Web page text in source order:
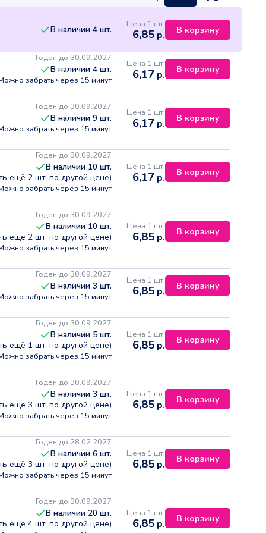
В наличии 4 шт. Цена 1 шт.
6,85 р. В корзину
Годен до 30.09.2027
В наличии 4 шт.
забрать через 15 минут
Цена 1 шт.
6,17 р. В корзину
Годен до 30.09.2027
В наличии 9 шт.
забрать через 15 минут
Цена 1 шт.
6,17 р. В корзину
Годен до 30.09.2027
В наличии 10 шт.
ещё 2 шт. по другой цене)
забрать через 15 минут
Цена 1 шт.
6,17 р. В корзину
Годен до 30.09.2027
В наличии 10 шт.
ещё 2 шт. по другой цене)
забрать через 15 минут
Цена 1 шт.
6,85 р. В корзину
Годен до 30.09.2027
В наличии 3 шт.
забрать через 15 минут
Цена 1 шт.
6,85 р. В корзину
Годен до 30.09.2027
В наличии 5 шт.
ещё 1 шт. по другой цене)
забрать через 15 минут
Цена 1 шт.
6,85 р. В корзину
Годен до 30.09.2027
В наличии 3 шт.
ещё 3 шт. по другой цене)
забрать через 15 минут
Цена 1 шт.
6,85 р. В корзину
Годен до 28.02.2027
В наличии 6 шт.
ещё 3 шт. по другой цене)
забрать через 15 минут
Цена 1 шт.
6,85 р. В корзину
Годен до 30.09.2027
В наличии 20 шт.
ещё 4 шт. по другой цене)
Цена 1 шт.
6,85 р. В корзину